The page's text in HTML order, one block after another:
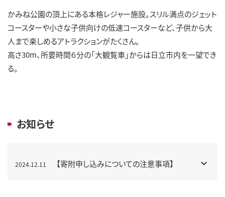
かみね公園の頂上にある本格レジャー施設。スリル満点のジェット
コースターや小さな子供向けの低速コースターなど、子供から大
人まで楽しめるアトラクションがたくさん。
高さ30m、所要時間６分の「大観覧車」からは日立市内を一望でき
る。
お知らせ
2024.12.11 【寄附申し込みについての注意事項】